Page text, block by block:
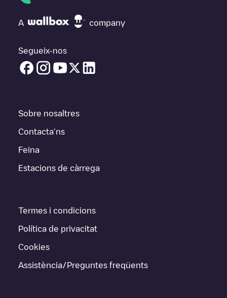
A company
Segueix-nos
Sobre nosaltres
Contacta'ns
Feina
Estacions de càrrega
Termes i condicions
Política de privacitat
Cookies
Assistència/Preguntes freqüents